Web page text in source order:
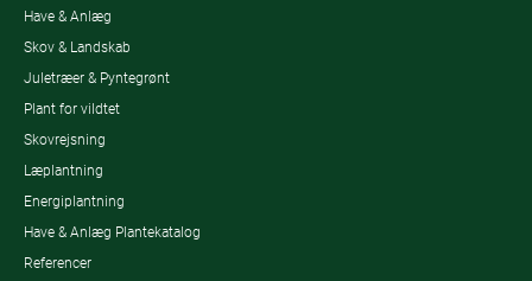
Have & Anlæg
Skov & Landskab
Juletræer & Pyntegrønt
Plant for vildtet
Skovrejsning
Læplantning
Energiplantning
Have & Anlæg Plantekatalog
Referencer